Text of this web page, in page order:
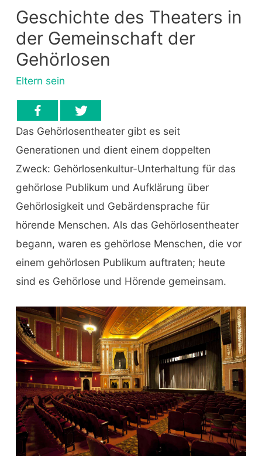
Geschichte des Theaters in
der Gemeinschaft der
Gehörlosen
Eltern sein
Das Gehörlosentheater gibt es seit
Generationen und dient einem doppelten
Zweck: Gehörlosenkultur-Unterhaltung für das
gehörlose Publikum und Aufklärung über
Gehörlosigkeit und Gebärdensprache für
hörende Menschen. Als das Gehörlosentheater
begann, waren es gehörlose Menschen, die vor
einem gehörlosen Publikum auftraten; heute
sind es Gehörlose und Hörende gemeinsam.